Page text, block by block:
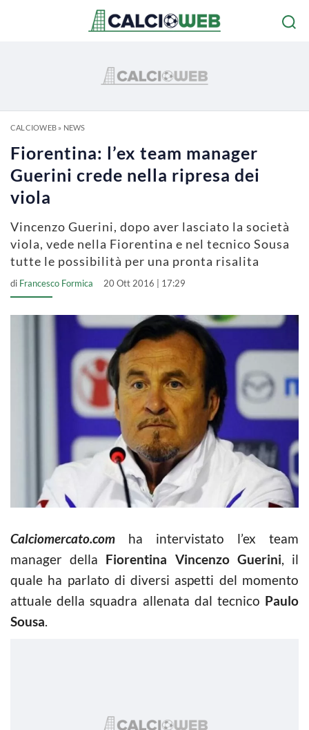
CALCIOWEB» NEWS
Fiorentina: l’ex team manager
Guerini crede nella ripresa dei
viola
Vincenzo Guerini, dopo aver lasciato la società
viola, vede nella Fiorentina e nel tecnico Sousa
tutte le possibilità per una pronta risalita
di Francesco Formica 20 Ott 2016 | 17:29
Calciomercato.com
ha intervistato l’ex team
manager della Fiorentina Vincenzo Guerini, il
quale ha parlato di diversi aspetti del momento
attuale della squadra allenata dal tecnico Paulo
Sousa.